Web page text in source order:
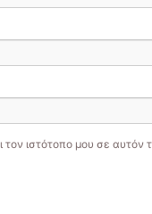
ιστότοπο μου σε αυτόν